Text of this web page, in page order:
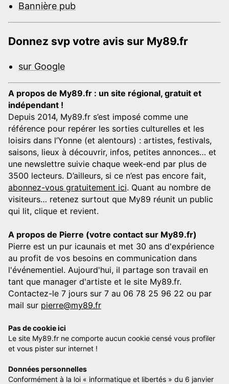
Bannière pub
Donnez svp votre avis sur My89.fr
sur Google
A propos de My89.fr : un site régional, gratuit et
indépendant !
Depuis 2014, My89.fr s’est imposé comme une
référence pour repérer les sorties culturelles et les
loisirs dans l’Yonne (et alentours) : artistes, festivals,
saisons, lieux à découvrir, infos, petites annonces… et
une newslettre suivie chaque week-end par plus de
3500 lecteurs. D’ailleurs, si ce n’est pas encore fait,
abonnez-vous gratuitement ici. Quant au nombre de
visiteurs… retenez surtout que My89 réunit un public
qui lit, clique et revient.
A propos de Pierre (votre contact sur My89.fr)
Pierre est un pur icaunais et met 30 ans d'expérience
au profit de vos besoins en communication dans
l'événementiel. Aujourd'hui, il partage son travail en
tant que manager d'artiste et le site My89.fr.
Contactez-le 7 jours sur 7 au 06 78 25 96 22 ou par
mail sur pierre@my89.fr
Pas de cookie ici
Le site My89.fr ne comporte aucun cookie censé vous profiler
et vous pister sur internet !
Données personnelles
Conformément à la loi « informatique et libertés » du 6 janvier